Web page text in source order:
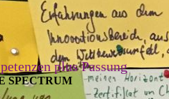
plus Passung
SPECTRUM